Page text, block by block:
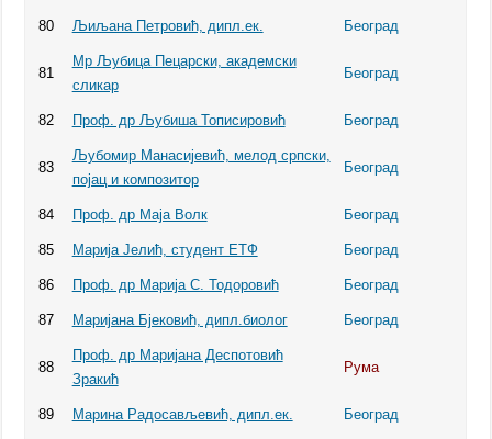
80 Љиљана Петровић, дипл.ек. Београд
81
Мр Љубица Пецарски, академски
сликар
Београд
82 Проф. др Љубиша Тописировић Београд
83
Љубомир Манасијевић, мелод српски,
појац и композитор
Београд
84 Проф. др Маја Волк Београд
85 Марија Јелић, студент ЕТФ Београд
86 Проф. др Марија С. Тодоровић Београд
87 Маријана Бјековић, дипл.биолог Београд
88
Проф. др Маријана Деспотовић
Зракић
Рума
89 Марина Радосављевић, дипл.ек. Београд